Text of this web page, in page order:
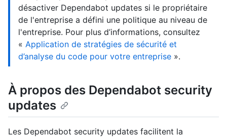
désactiver Dependabot updates si le propriétaire
de l'entreprise a défini une politique au niveau de
l'entreprise. Pour plus d’informations, consultez
« Application de stratégies de sécurité et
d’analyse du code pour votre entreprise ».
À propos des Dependabot security
updates
Les Dependabot security updates facilitent la